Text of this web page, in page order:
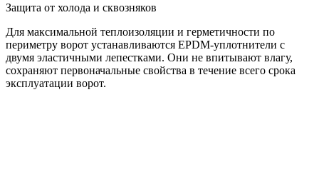
Защита от холода и сквозняков
Для максимальной теплоизоляции и герметичности по
периметру ворот устанавливаются EPDM-уплотнители с
двумя эластичными лепестками. Они не впитывают влагу,
сохраняют первоначальные свойства в течение всего срока
эксплуатации ворот.